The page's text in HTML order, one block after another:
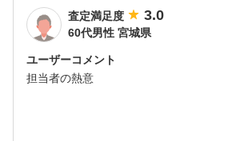
査定満足度
3.0
60代男性 宮城県
ユーザーコメント
担当者の熱意